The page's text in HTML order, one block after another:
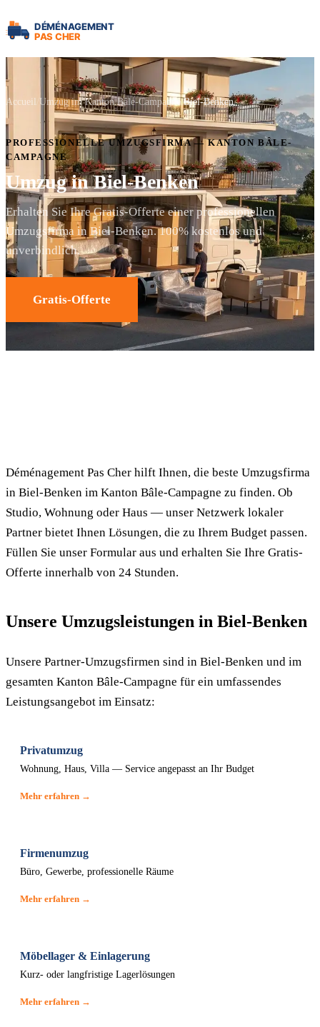
Accueil Umzug im Kanton Bâle-Campagne Biel-Benken
PROFESSIONELLE UMZUGSFIRMA — KANTON BÂLE-
CAMPAGNE
Umzug in Biel-Benken
Erhalten Sie Ihre Gratis-Offerte einer professionellen
Umzugsfirma in Biel-Benken. 100% kostenlos und
unverbindlich.
Gratis-Offerte
Déménagement Pas Cher hilft Ihnen, die beste Umzugsfirma
in Biel-Benken im Kanton Bâle-Campagne zu finden. Ob
Studio, Wohnung oder Haus — unser Netzwerk lokaler
Partner bietet Ihnen Lösungen, die zu Ihrem Budget passen.
Füllen Sie unser Formular aus und erhalten Sie Ihre Gratis-
Offerte innerhalb von 24 Stunden.
Unsere Umzugsleistungen in Biel-Benken
Unsere Partner-Umzugsfirmen sind in Biel-Benken und im
gesamten Kanton Bâle-Campagne für ein umfassendes
Leistungsangebot im Einsatz:
Privatumzug
Wohnung, Haus, Villa — Service angepasst an Ihr Budget
Mehr erfahren →
Firmenumzug
Büro, Gewerbe, professionelle Räume
Mehr erfahren →
Möbellager & Einlagerung
Kurz- oder langfristige Lagerlösungen
Mehr erfahren →